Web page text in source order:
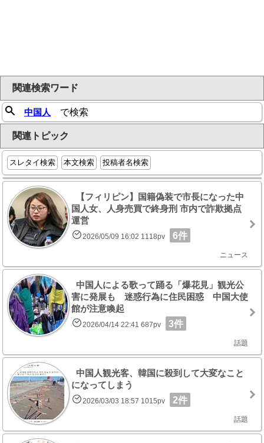
関連検索ワード
中国人 で検索
関連トピック
スレタイ検索 本文検索 投稿者名検索
【フィリピン】国籍偽装で市長になった中
国人女、人身売買で終身刑 市内で詐欺拠点
運営
2026/05/09 16:02 1118pv 6件
ニュース
中国人による歌って踊る「爆花見」観光公
害に発展も 迷惑行為に住民困惑 中国大使
館が注意喚起
2026/04/14 22:41 687pv 3件
話題
中国人観光客、韓国に殺到して大変なこと
になってしまう
2026/03/03 18:57 1015pv 2件
話題